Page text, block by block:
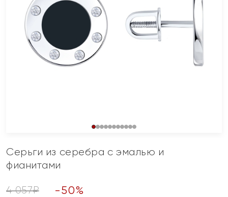
Серьги из серебра с эмалью и
фианитами
4 057₽ -50%